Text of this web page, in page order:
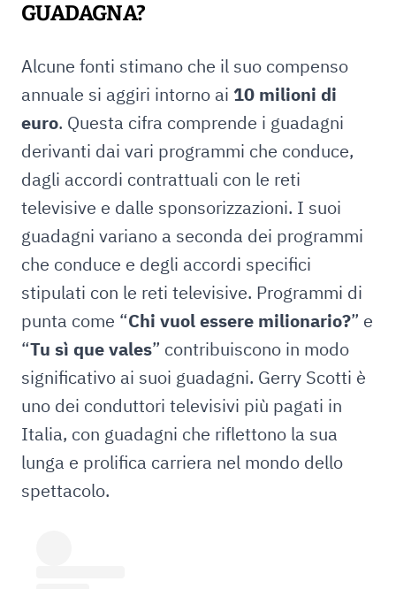
GUADAGNA?
Alcune fonti stimano che il suo compenso
annuale si aggiri intorno ai 10 milioni di
euro. Questa cifra comprende i guadagni
derivanti dai vari programmi che conduce,
dagli accordi contrattuali con le reti
televisive e dalle sponsorizzazioni. I suoi
guadagni variano a seconda dei programmi
che conduce e degli accordi specifici
stipulati con le reti televisive. Programmi di
punta come “Chi vuol essere milionario?” e
“Tu sì que vales” contribuiscono in modo
significativo ai suoi guadagni. Gerry Scotti è
uno dei conduttori televisivi più pagati in
Italia, con guadagni che riflettono la sua
lunga e prolifica carriera nel mondo dello
spettacolo.